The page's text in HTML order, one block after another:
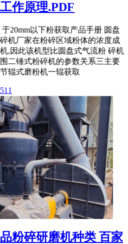
作原理.PDF
20mm以下粉获取产品手册 圆盘
机厂家在粉碎区域粉体的浓度成
,因此该机型比圆盘式气流粉 碎机
二锤式粉碎机的参数关系三主要
辊式磨粉机一辊获取
粉碎研磨机种类 百家